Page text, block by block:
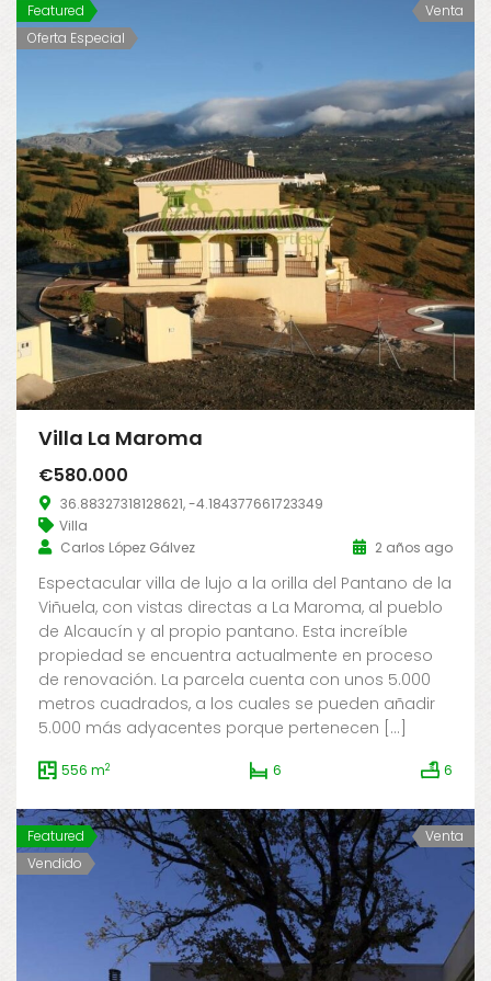
Featured
Oferta Especial
Venta
Villa La Maroma
€580.000
36.88327318128621, -4.184377661723349
Villa
Carlos López Gálvez
2 años ago
Espectacular villa de lujo a la orilla del Pantano de la
Viñuela, con vistas directas a La Maroma, al pueblo
de Alcaucín y al propio pantano. Esta increíble
propiedad se encuentra actualmente en proceso
de renovación. La parcela cuenta con unos 5.000
metros cuadrados, a los cuales se pueden añadir
5.000 más adyacentes porque pertenecen […]
556 m2 6 6
Featured
Vendido
Venta